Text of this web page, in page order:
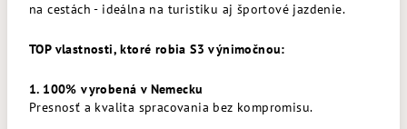
na cestách - ideálna na turistiku aj športové jazdenie.
TOP vlastnosti, ktoré robia S3 výnimočnou:
1. 100% vyrobená v Nemecku
Presnosť a kvalita spracovania bez kompromisu.